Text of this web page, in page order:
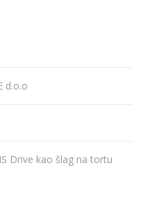
d.o.o
Drive kao šlag na tortu